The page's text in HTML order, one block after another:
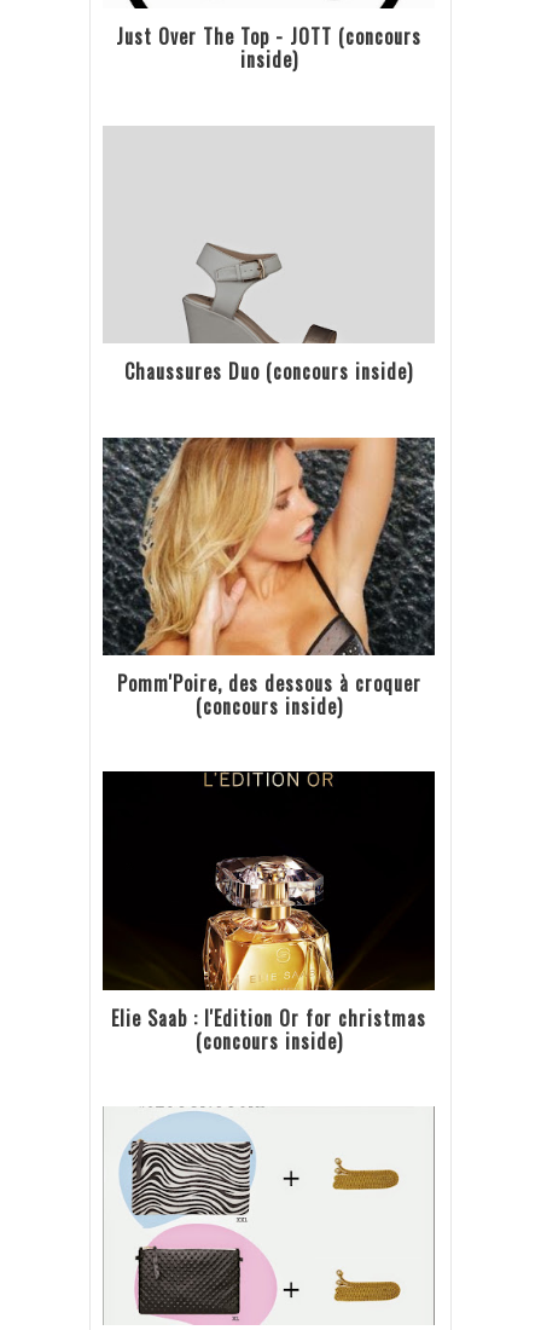
Just Over The Top - JOTT (concours
inside)
Chaussures Duo (concours inside)
Pomm'Poire, des dessous à croquer
(concours inside)
Elie Saab : l'Edition Or for christmas
(concours inside)